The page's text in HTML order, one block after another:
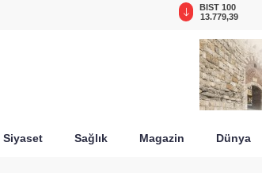
BIST 100
13.779,39
Siyaset Sağlık Magazin Dünya